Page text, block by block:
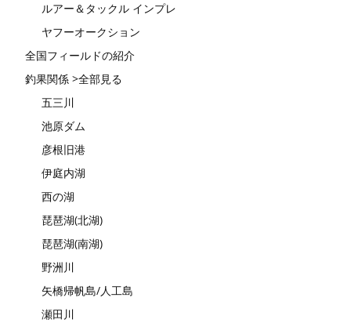
ルアー＆タックル インプレ
ヤフーオークション
全国フィールドの紹介
釣果関係 >全部見る
五三川
池原ダム
彦根旧港
伊庭内湖
西の湖
琵琶湖(北湖)
琵琶湖(南湖)
野洲川
矢橋帰帆島/人工島
瀬田川